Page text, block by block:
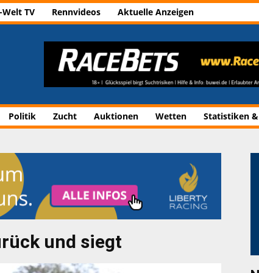
TV Rennvideos Aktuelle Anzeigen
Politik Zucht Auktionen Wetten Statistiken
und siegt